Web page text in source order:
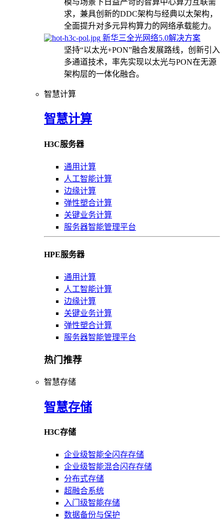
求，兼具创新的DDC架构与经典以太架构，
全面提升对多元异构算力的网络承载能力。
新华三全光网络5.0解决方案
坚持“以太光+PON”融合发展路线，创新引入
多通道技术，率先实现以太光与PON在无源
架构层的一体化融合。
智慧计算
智慧计算
H3C服务器
通用计算
人工智能计算
边缘计算
弹性塑合计算
关键业务计算
服务器智能管理平台
HPE服务器
通用计算
人工智能计算
边缘计算
关键业务计算
弹性塑合计算
服务器智能管理平台
热门推荐
智慧存储
智慧存储
H3C存储
企业级智能全闪存存储
企业级智能混合闪存存储
分布式存储
超融合系统
入门级智能存储
数据备份与保护